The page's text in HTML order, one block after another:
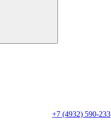
+7 (4932) 590-233